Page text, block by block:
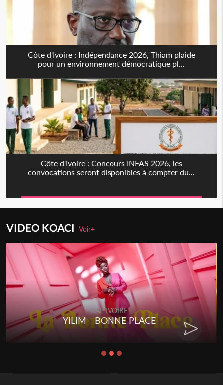
Côte d'Ivoire : Indépendance 2026, Thiam plaide
pour un environnement démocratique pl...
Côte d'Ivoire : Concours INFAS 2026, les
convocations seront disponibles à compter du...
VIDEO KOACIVoir+
RAP IVOIRE
YILIM - BONNE PLACE